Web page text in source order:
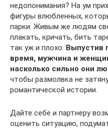
недопонимания? На ум
фигуры влюбленных,
парки. Живым же людям
плакать, кричать, бить
так уж и плохо. Выпустив
время, мужчина и
насколько сильно они
чтобы размолвка не
романтической истории.
Дайте себе и партнеру
оценить ситуацию,